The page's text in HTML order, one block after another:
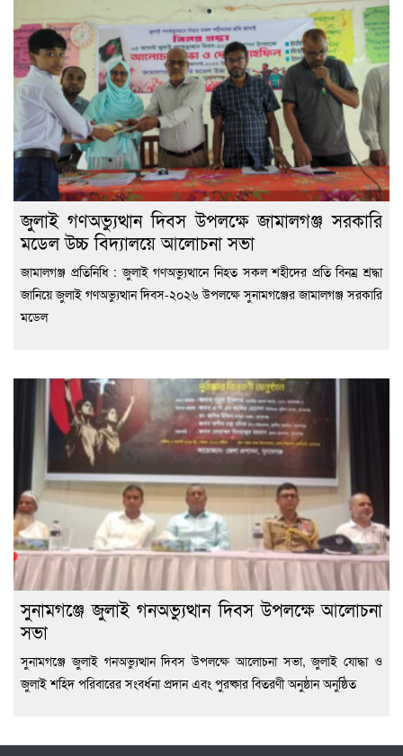
জুলাই গণঅভ্যুত্থান দিবস উপলক্ষে জামালগঞ্জ সরকারি
মডেল উচ্চ বিদ্যালয়ে আলোচনা সভা
জামালগঞ্জ প্রতিনিধি : জুলাই গণঅভ্যুত্থানে নিহত সকল শহীদের প্রতি বিনম্র শ্রদ্ধা
জানিয়ে জুলাই গণঅভ্যুত্থান দিবস-২০২৬ উপলক্ষে সুনামগঞ্জের জামালগঞ্জ সরকারি
মডেল
সুনামগঞ্জে জুলাই গনঅভ্যুত্থান দিবস উপলক্ষে আলোচনা
সভা
সুনামগঞ্জে জুলাই গনঅভ্যুত্থান দিবস উপলক্ষে আলোচনা সভা, জুলাই যোদ্ধা ও
জুলাই শহিদ পরিবারের সংবর্ধনা প্রদান এবং পুরষ্কার বিতরণী অনুষ্ঠান অনুষ্ঠিত